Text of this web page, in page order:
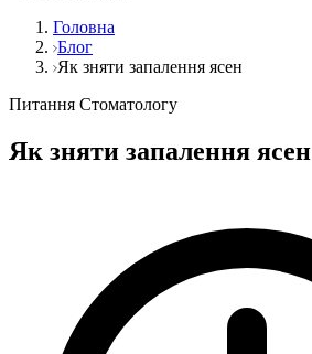
Головна
Блог
Як зняти запалення ясен
Питання Стоматологу
Як зняти запалення ясен